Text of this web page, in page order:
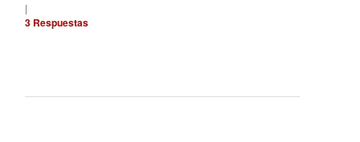
|
3Respuestas